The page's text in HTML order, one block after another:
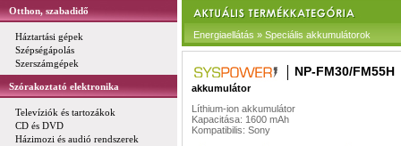
Otthon, szabadidő
Háztartási gépek
Szépségápolás
Szerszámgépek
Szórakoztató elektronika
Televíziók és tartozákok
CD és DVD
Házimozi és audió rendszerek
Energiaellátás » Speciális akkumulátorok
NP-FM30/FM55H
akkumulátor
Líthium-ion akkumulátor
Kapacitása: 1600 mAh
Kompatibilis: Sony